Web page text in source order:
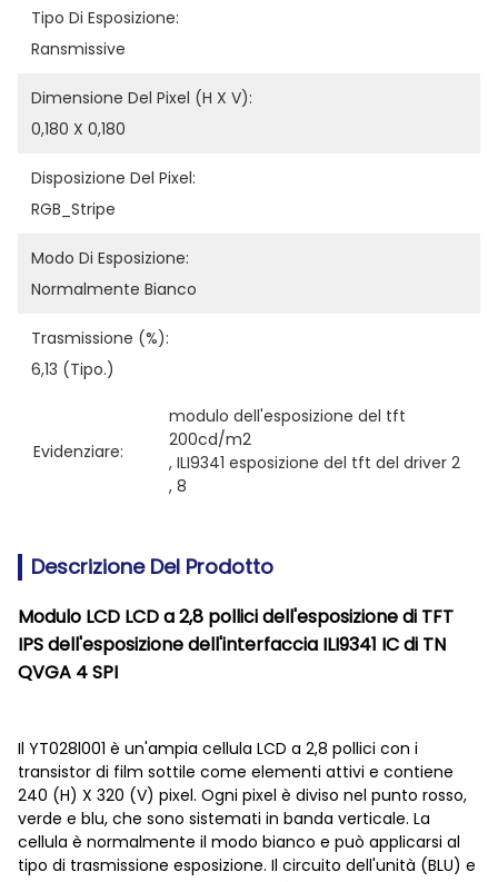
Tipo Di Esposizione:
Ransmissive
Dimensione Del Pixel (H X V):
0,180 X 0,180
Disposizione Del Pixel:
RGB_Stripe
Modo Di Esposizione:
Normalmente Bianco
Trasmissione (%):
6,13 (tipo.)
Evidenziare:
modulo dell'esposizione del tft
200cd/m2
, ILI9341 esposizione del tft del driver 2
, 8
Descrizione Del Prodotto
Modulo LCD LCD a 2,8 pollici dell'esposizione di TFT
IPS dell'esposizione dell'interfaccia ILI9341 IC di TN
QVGA 4 SPI
Il YT028l001 è un'ampia cellula LCD a 2,8 pollici con i
transistor di film sottile come elementi attivi e contiene
240 (H) X 320 (V) pixel. Ogni pixel è diviso nel punto rosso,
verde e blu, che sono sistemati in banda verticale. La
cellula è normalmente il modo bianco e può applicarsi al
tipo di trasmissione esposizione. Il circuito dell'unità (BLU) e